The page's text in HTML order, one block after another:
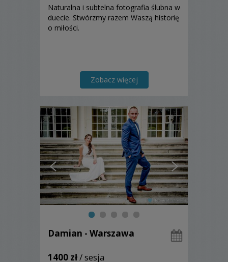
Naturalna i subtelna fotografia ślubna w
duecie. Stwórzmy razem Waszą historię
o miłości.
Zobacz więcej
Damian - Warszawa
1400 zł/ sesja